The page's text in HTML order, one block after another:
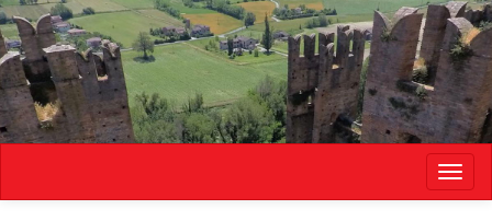
Salta
al
contenuto
principale